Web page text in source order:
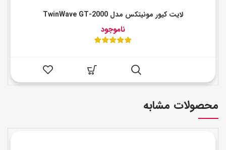
لایت کیور مونیتکس مدل TwinWave GT-2000
ناموجود
محصولات مشابه